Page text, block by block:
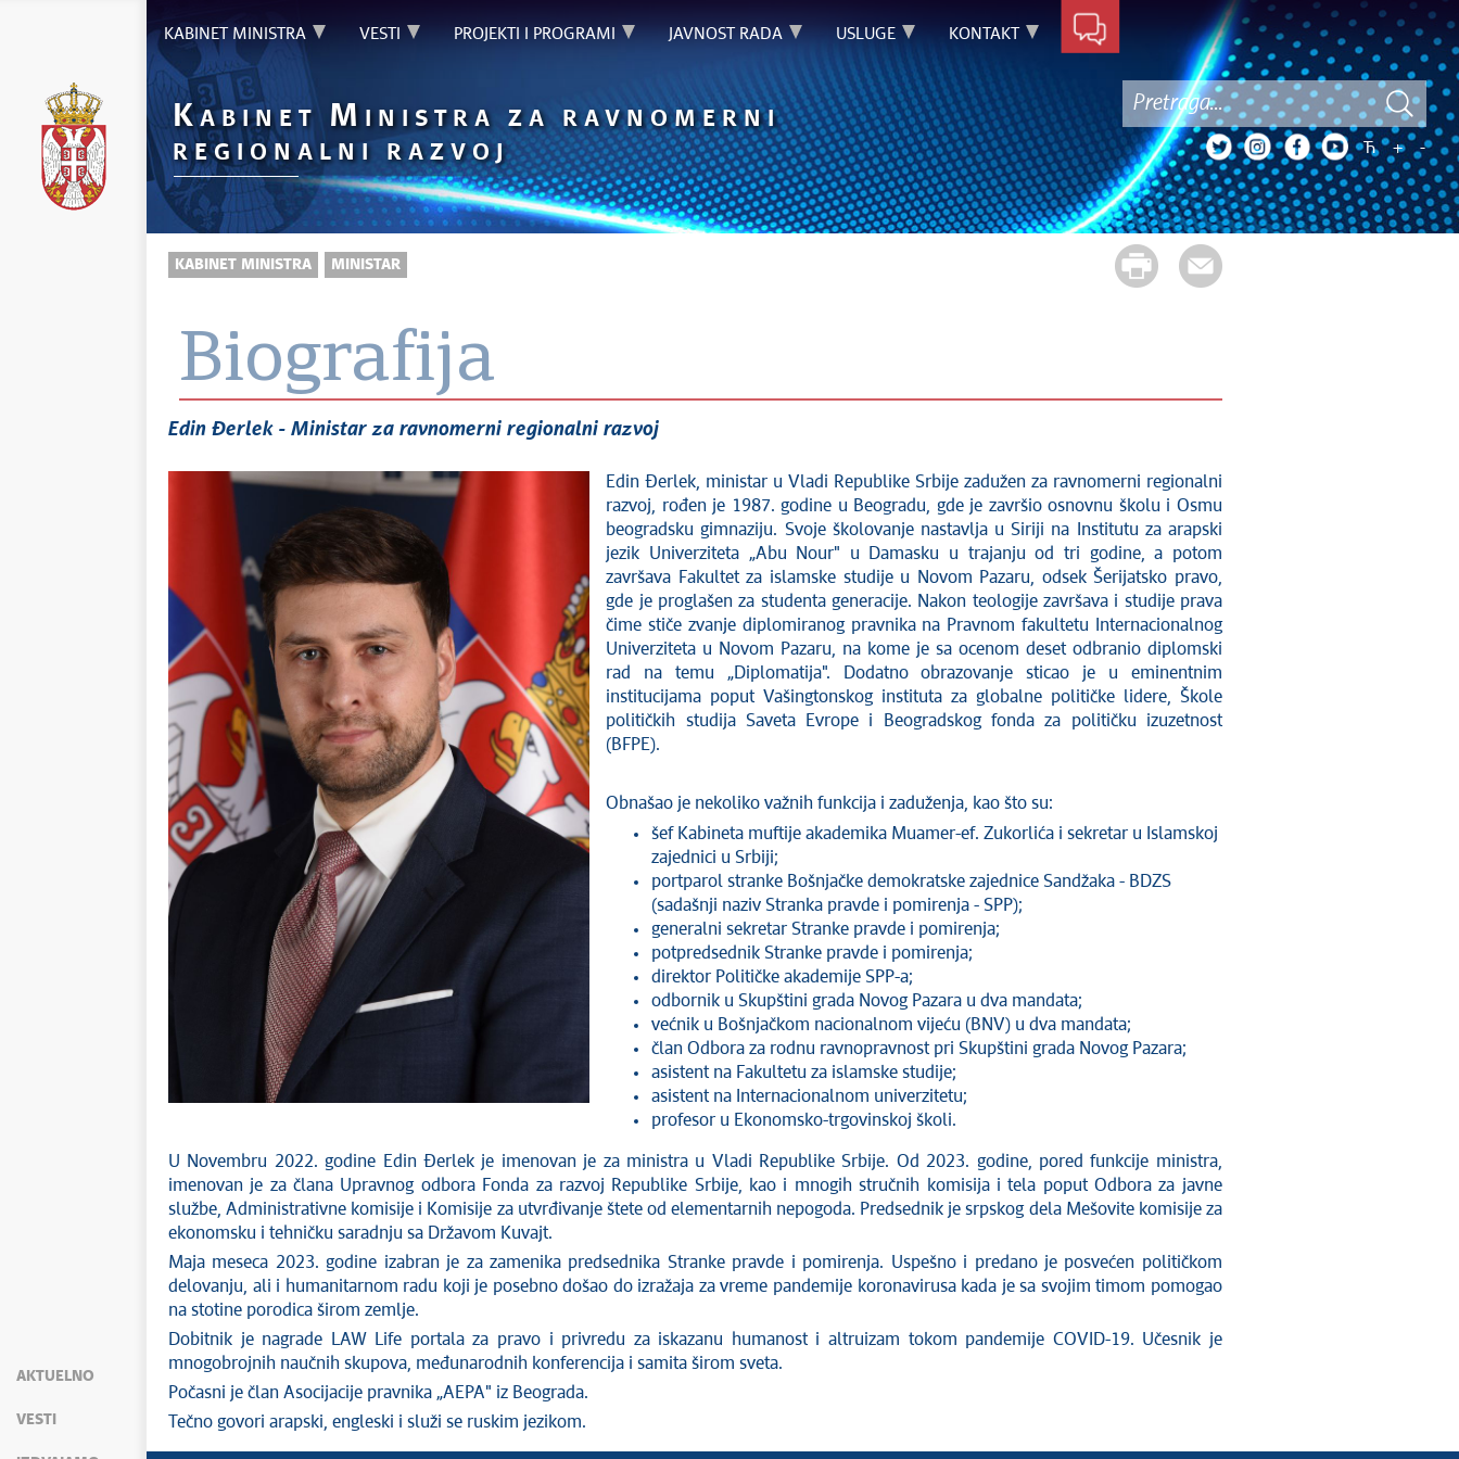
AKTUELNO
VESTI
KABINET MINISTRA VESTI PROJEKTI I PROGRAMI JAVNOST RADA USLUGE KONTAKT
KABINET M
INISTRA ZA RAVNOMERNI
REGIONALNI RAZVOJ
Ћ + -
KABINET MINISTRA MINISTAR
Biografija
Edin Đerlek - Ministar za ravnomerni regionalni razvoj
Edin Đerlek, ministar u Vladi Republike Srbije zadužen za ravnomerni regionalni
razvoj, rođen je 1987. godine u Beogradu, gde je završio osnovnu školu i Osmu
beogradsku gimnaziju. Svoje školovanje nastavlja u Siriji na Institutu za arapski
jezik Univerziteta „Abu Nour" u Damasku u trajanju od tri godine, a potom
završava Fakultet za islamske studije u Novom Pazaru, odsek Šerijatsko pravo,
gde je proglašen za studenta generacije. Nakon teologije završava i studije prava
čime stiče zvanje diplomiranog pravnika na Pravnom fakultetu Internacionalnog
Univerziteta u Novom Pazaru, na kome je sa ocenom deset odbranio diplomski
rad na temu „Diplomatija". Dodatno obrazovanje sticao je u eminentnim
institucijama poput Vašingtonskog instituta za globalne političke lidere, Škole
političkih studija Saveta Evrope i Beogradskog fonda za političku izuzetnost
(BFPE).
Obnašao je nekoliko važnih funkcija i zaduženja, kao što su:
šef Kabineta muftije akademika Muamer-ef. Zukorlića i sekretar u Islamskoj
zajednici u Srbiji;
portparol stranke Bošnjačke demokratske zajednice Sandžaka - BDZS
(sadašnji naziv Stranka pravde i pomirenja - SPP);
generalni sekretar Stranke pravde i pomirenja;
potpredsednik Stranke pravde i pomirenja;
direktor Političke akademije SPP-a;
odbornik u Skupštini grada Novog Pazara u dva mandata;
većnik u Bošnjačkom nacionalnom vijeću (BNV) u dva mandata;
član Odbora za rodnu ravnopravnost pri Skupštini grada Novog Pazara;
asistent na Fakultetu za islamske studije;
asistent na Internacionalnom univerzitetu;
profesor u Ekonomsko-trgovinskoj školi.
U Novembru 2022. godine Edin Đerlek je imenovan je za ministra u Vladi Republike Srbije. Od 2023. godine, pored funkcije ministra,
imenovan je za člana Upravnog odbora Fonda za razvoj Republike Srbije, kao i mnogih stručnih komisija i tela poput Odbora za javne
službe, Administrativne komisije i Komisije za utvrđivanje štete od elementarnih nepogoda. Predsednik je srpskog dela Mešovite komisije za
ekonomsku i tehničku saradnju sa Državom Kuvajt.
Maja meseca 2023. godine izabran je za zamenika predsednika Stranke pravde i pomirenja. Uspešno i predano je posvećen političkom
delovanju, ali i humanitarnom radu koji je posebno došao do izražaja za vreme pandemije koronavirusa kada je sa svojim timom pomogao
na stotine porodica širom zemlje.
Dobitnik je nagrade LAW Life portala za pravo i privredu za iskazanu humanost i altruizam tokom pandemije COVID-19. Učesnik je
mnogobrojnih naučnih skupova, međunarodnih konferencija i samita širom sveta.
Počasni je član Asocijacije pravnika „AEPA" iz Beograda.
Tečno govori arapski, engleski i služi se ruskim jezikom.